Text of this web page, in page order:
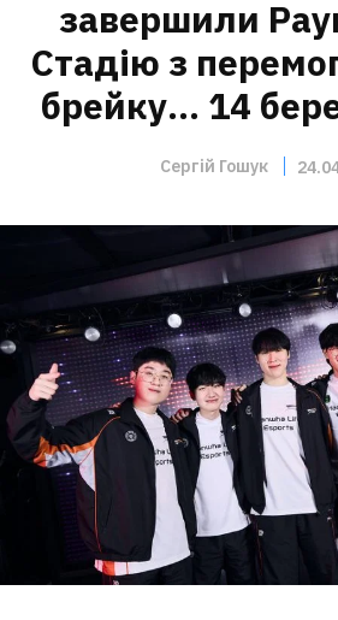
завершили
Стадію з
брейку… 14
Сергій Гошук